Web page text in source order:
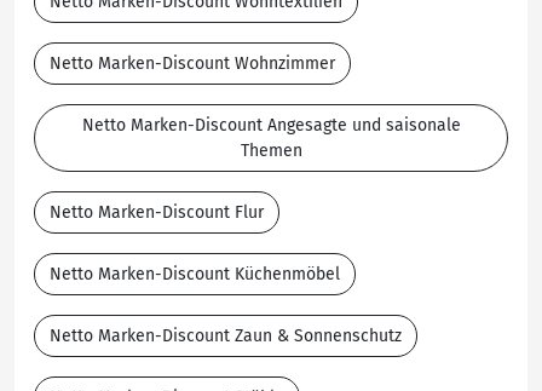
Netto Marken-Discount Wohnzimmer
Netto Marken-Discount Angesagte und saisonale
Themen
Netto Marken-Discount Flur
Netto Marken-Discount Küchenmöbel
Netto Marken-Discount Zaun & Sonnenschutz